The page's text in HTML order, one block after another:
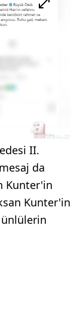
II.
da
Kunter'in
Kunter'in